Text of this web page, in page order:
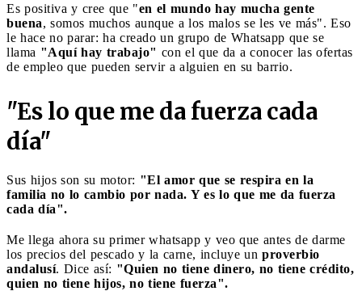
Es positiva y cree que "en el mundo hay mucha gente
buena, somos muchos aunque a los malos se les ve más". Eso
le hace no parar: ha creado un grupo de Whatsapp que se
llama "Aquí hay trabajo" con el que da a conocer las ofertas
de empleo que pueden servir a alguien en su barrio.
"Es lo que me da fuerza cada
día"
Sus hijos son su motor: "El amor que se respira en la
familia no lo cambio por nada. Y es lo que me da fuerza
cada día".
Me llega ahora su primer whatsapp y veo que antes de darme
los precios del pescado y la carne, incluye un proverbio
andalusí. Dice así: "Quien no tiene dinero, no tiene crédito,
quien no tiene hijos, no tiene fuerza".